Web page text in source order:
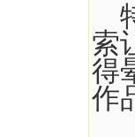
索
得
作